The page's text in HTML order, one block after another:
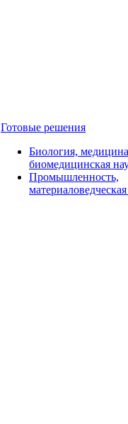
Готовые решения
Биология,
биомедицинская
Промышленность,